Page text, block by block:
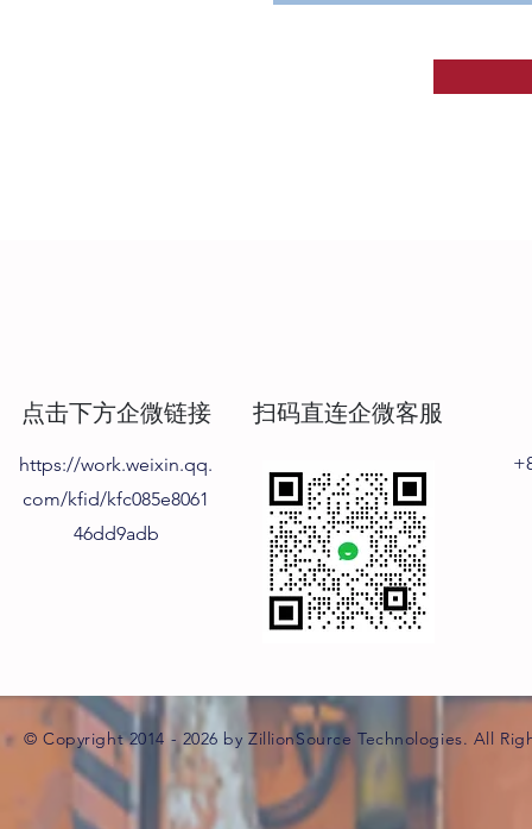
点击下方企微链接
https://work.weixin.qq.
com/kfid/kfc085e8061
46dd9adb
扫码直连企微客服
© Copyright 2014 - 2026 by ZillionSource Technologies. All